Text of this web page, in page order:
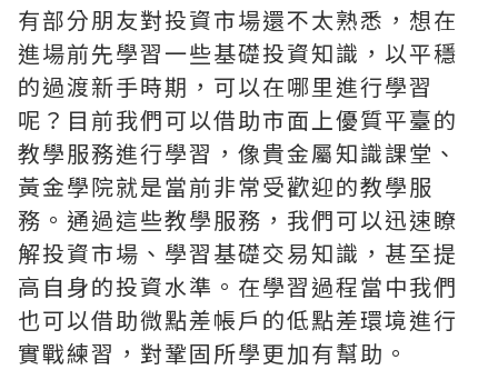
有部分朋友對投資市場還不太熟悉，想在
進場前先學習一些基礎投資知識，以平穩
的過渡新手時期，可以在哪里進行學習
呢？目前我們可以借助市面上優質平臺的
教學服務進行學習，像貴金屬知識課堂、
黃金學院就是當前非常受歡迎的教學服
務。通過這些教學服務，我們可以迅速瞭
解投資市場、學習基礎交易知識，甚至提
高自身的投資水準。在學習過程當中我們
也可以借助微點差帳戶的低點差環境進行
實戰練習，對鞏固所學更加有幫助。